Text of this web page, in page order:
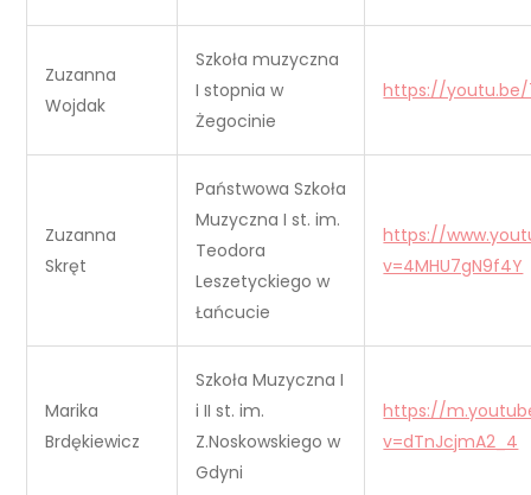
Zuzanna
Wojdak
Szkoła muzyczna
I stopnia w
Żegocinie
https://youtu.be/
Zuzanna
Skręt
Państwowa Szkoła
Muzyczna I st. im.
Teodora
Leszetyckiego w
Łańcucie
https://
v=4MHU7gN9f4Y
Marika
Brdękiewicz
Szkoła Muzyczna I
i II st. im.
Z.Noskowskiego w
Gdyni
https://
v=dTnJcjmA2_4